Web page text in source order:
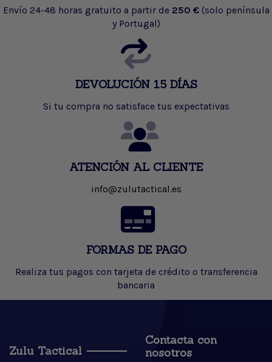
Envío 24-48 horas gratuito a partir de 250 € (solo península
y Portugal)
DEVOLUCIÓN 15 DÍAS
Si tu compra no satisface tus expectativas
ATENCIÓN AL CLIENTE
info@zulutactical.es
FORMAS DE PAGO
Realiza tus pagos con tarjeta de crédito o transferencia
bancaria
Zulu Tactical
Contacta con
nosotros